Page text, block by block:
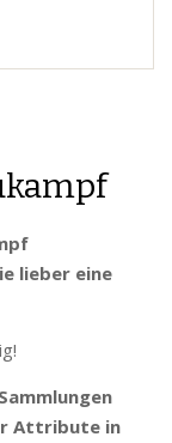
lieber eine
Attribute in